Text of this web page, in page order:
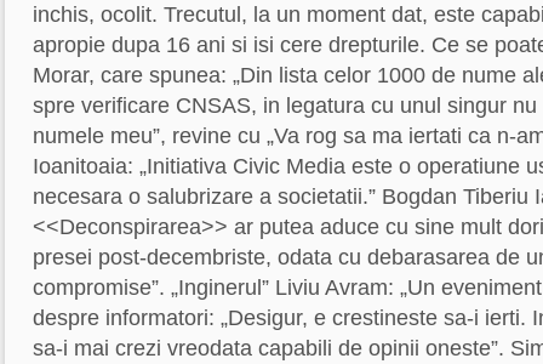
inchis, ocolit. Trecutul, la un moment dat, este
apropie dupa 16 ani si isi cere drepturile. Ce se
Morar, care spunea: „Din lista celor 1000 de nume
spre verificare CNSAS, in legatura cu unul singur
numele meu”, revine cu „Va rog sa ma iertati ca n-
Ioanitoaia: „Initiativa Civic Media este o operatiune
necesara o salubrizare a societatii.” Bogdan Tiberiu
<<Deconspirarea>> ar putea aduce cu sine mult
presei post-decembriste, odata cu debarasarea de
compromise”. „Inginerul” Liviu Avram: „Un
despre informatori: „Desigur, e crestineste sa-i ierti.
sa-i mai crezi vreodata capabili de opinii oneste”.